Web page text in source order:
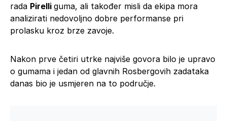
rada Pirelli guma, ali također misli da ekipa mora
analizirati nedovoljno dobre performanse pri
prolasku kroz brze zavoje.
Nakon prve četiri utrke najviše govora bilo je upravo
o gumama i jedan od glavnih Rosbergovih zadataka
danas bio je usmjeren na to područje.